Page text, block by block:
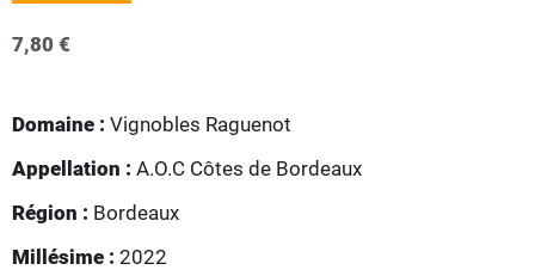
7,80 €
Domaine : Vignobles Raguenot
Appellation : A.O.C Côtes de Bordeaux
Région : Bordeaux
Millésime : 2022